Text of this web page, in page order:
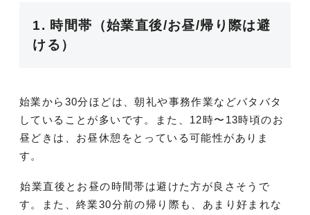
1. 時間帯（始業直後/お昼/帰り際は避
ける）
始業から30分ほどは、朝礼や事務作業などバタバタ
していることが多いです。また、12時〜13時頃のお
昼どきは、お昼休憩をとっている可能性がありま
す。
始業直後とお昼の時間帯は避けた方が良さそうで
す。また、終業30分前の帰り際も、あまり好まれな